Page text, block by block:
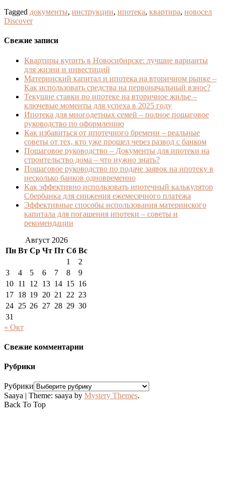
Tagged документы, инструкции, ипотека, квартира, новосел
Discover
Свежие записи
Квартиры купить в Новосибирске: лучшие варианты
для жизни и инвестиций
Материнский капитал и ипотека на вторичном рынке –
Как использовать средства на первоначальный взнос?
Текущие ставки по ипотеке на вторичное жилье –
ключевые моменты для успеха в 2025 году
Ипотека для многодетных семей – полное пошаговое
руководство по оформлению
Как избавиться от ипотечного бремени – реальные
советы от тех, кто уже прошел через развод с банком
Пошаговое руководство – Документы для ипотеки на
строительство дома – что нужно знать?
Пошаговое руководство по подаче заявок на ипотеку в
несколько банков одновременно
Как эффективно использовать ипотечный калькулятор
Сбербанка для снижения ежемесячного платежа
Эффективные способы использования материнского
капитала для погашения ипотеки – советы и
рекомендации
Август 2026
Пн Вт Ср Чт Пт Сб Вс
1
2
3
4 5 6 7 8
9
10 11 12 13 14 15 16
17 18 19 20 21 22 23
24 25 26 27 28 29 30
31
« Окт
Свежие комментарии
Рубрики
Рубрики
Saaya
Theme: saaya by Mystery Themes.
Back To Top